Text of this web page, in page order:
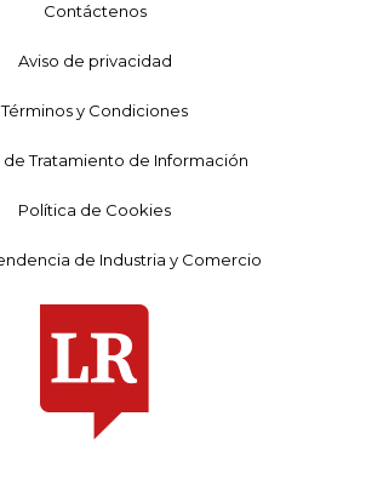
Contáctenos
Aviso de privacidad
Términos y Condiciones
de Tratamiento de Información
Política de Cookies
de Industria y Comercio